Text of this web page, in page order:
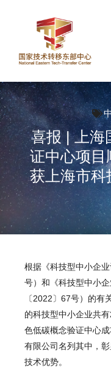
喜报 | 上海
证中心项目
获上海市科
根据《科技型中小企
号）和《科技型中小
〔2022〕67号）的有
的科技型中小企业共有
色低碳概念验证中心
有限公司名列其中，
技术优势。